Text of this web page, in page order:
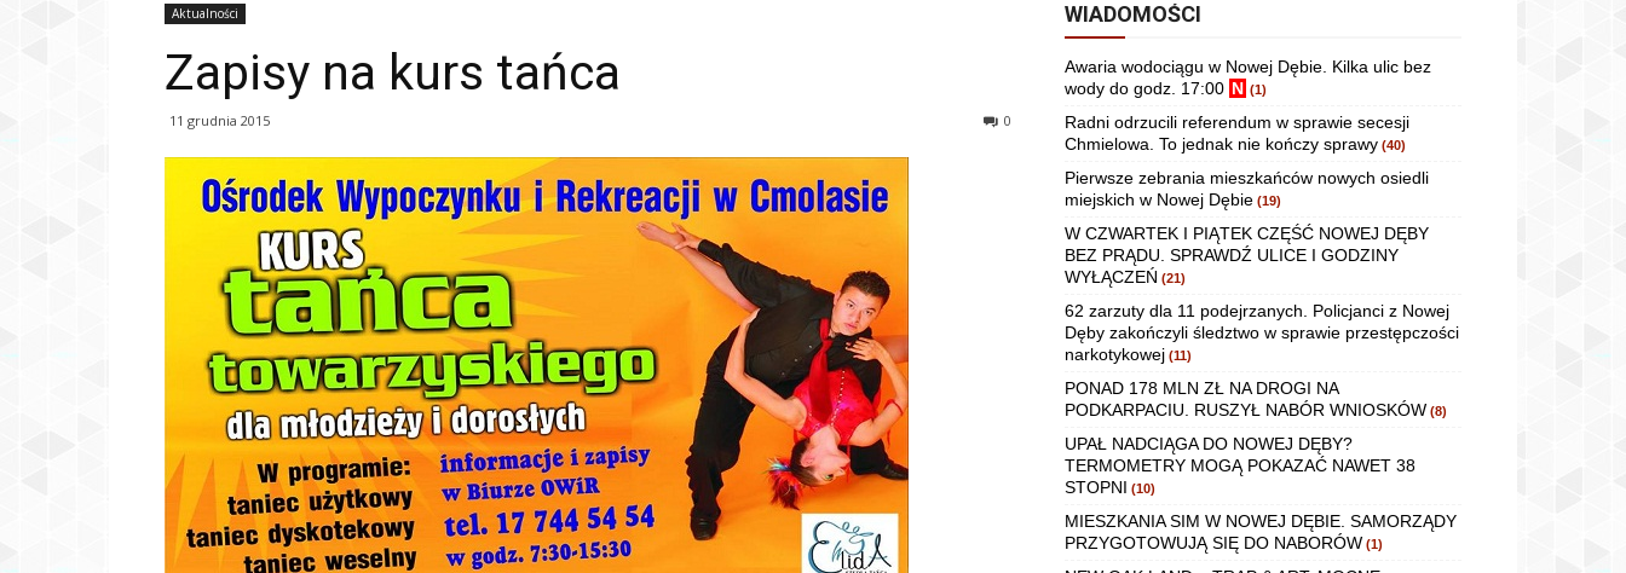
Aktualności
Zapisy na kurs tańca
11 grudnia 2015 0
WIADOMOŚCI
Awaria wodociągu w Nowej Dębie. Kilka ulic bez
wody do godz. 17:00 N (1)
Radni odrzucili referendum w sprawie secesji
Chmielowa. To jednak nie kończy sprawy (40)
Pierwsze zebrania mieszkańców nowych osiedli
miejskich w Nowej Dębie (19)
W CZWARTEK I PIĄTEK CZĘŚĆ NOWEJ DĘBY
BEZ PRĄDU. SPRAWDŹ ULICE I GODZINY
WYŁĄCZEŃ (21)
62 zarzuty dla 11 podejrzanych. Policjanci z Nowej
Dęby zakończyli śledztwo w sprawie przestępczości
narkotykowej (11)
PONAD 178 MLN ZŁ NA DROGI NA
PODKARPACIU. RUSZYŁ NABÓR WNIOSKÓW (8)
UPAŁ NADCIĄGA DO NOWEJ DĘBY?
TERMOMETRY MOGĄ POKAZAĆ NAWET 38
STOPNI (10)
MIESZKANIA SIM W NOWEJ DĘBIE. SAMORZĄDY
PRZYGOTOWUJĄ SIĘ DO NABORÓW (1)